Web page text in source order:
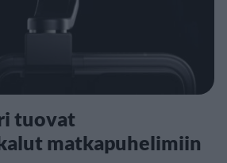
tuovat
matkapuhelimiin